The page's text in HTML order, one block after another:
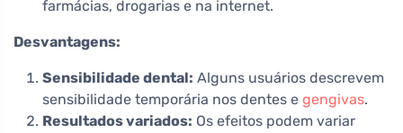
farmácias, drogarias e na internet.
Desvantagens:
Sensibilidade dental: Alguns usuários descrevem
sensibilidade temporária nos dentes e gengivas.
Resultados variados: Os efeitos podem variar